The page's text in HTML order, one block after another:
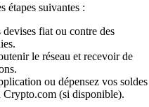
étapes suivantes :
fiat ou contre des
le réseau et recevoir de
ou dépensez vos soldes
Crypto.com (si disponible).